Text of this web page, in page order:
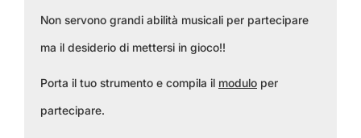
Non servono grandi abilità musicali per partecipare
ma il desiderio di mettersi in gioco!!
Porta il tuo strumento e compila il modulo per
partecipare.